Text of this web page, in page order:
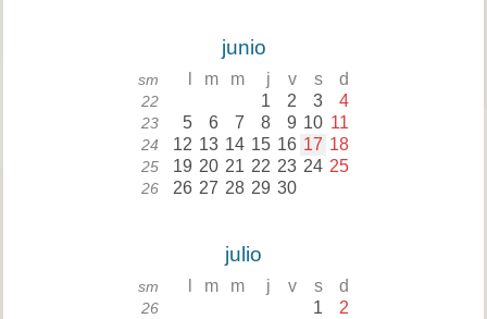
junio
sm m m j v s d
22 1 2 3 4
23 5 6 7 8 9 10 11
24 12 13 14 15 16 17 18
25 19 20 21 22 23 24 25
26 26 27 28 29 30
julio
sm m m j v s d
26 1 2